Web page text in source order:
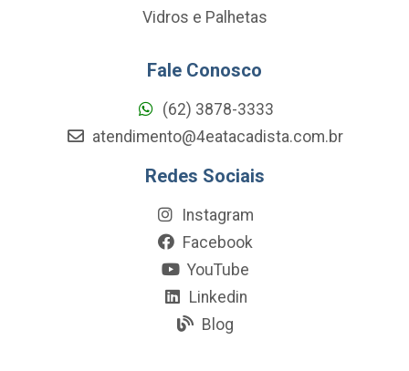
Vidros e Palhetas
Fale Conosco
(62) 3878-3333
atendimento@4eatacadista.com.br
Redes Sociais
Instagram
Facebook
YouTube
Linkedin
Blog